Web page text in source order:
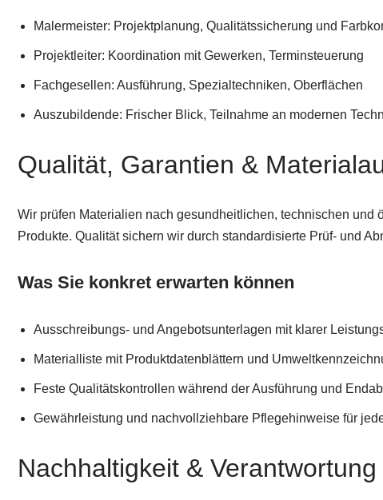
Malermeister: Projektplanung, Qualitätssicherung und
Projektleiter: Koordination mit Gewerken, Terminsteuerung
Fachgesellen: Ausführung, Spezialtechniken, Oberflächen
Auszubildende: Frischer Blick, Teilnahme an modernen
Qualität, Garantien &
Wir prüfen Materialien nach gesundheitlichen, technischen
Produkte. Qualität sichern wir durch standardisierte Prüf- und
Was Sie konkret erwarten können
Ausschreibungs- und Angebotsunterlagen mit klarer
Materialliste mit Produktdatenblättern und
Feste Qualitätskontrollen während der Ausführung und
Gewährleistung und nachvollziehbare Pflegehinweise für
Nachhaltigkeit & Verantwortung